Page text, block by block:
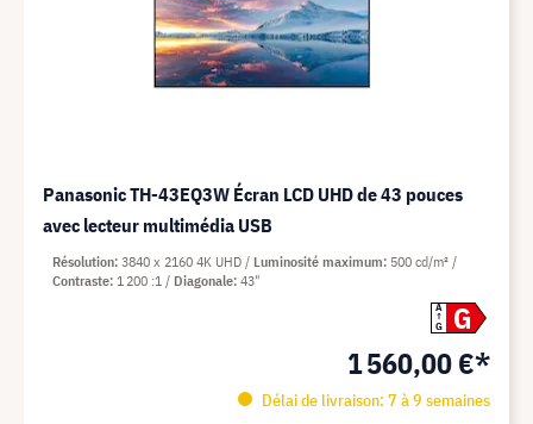
Panasonic TH-43EQ3W Écran LCD UHD de 43 pouces
avec lecteur multimédia USB
A
G
G
1 560,00 €*
Délai de livraison: 7 à 9 semaines
Résolution 3840 x 2160 4K UHD Luminosité maximum 500 cd/m²
Contraste 1 200 :1 Diagonale 43"